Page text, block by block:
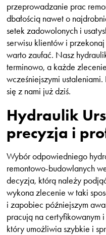
przeprowadzanie prac
dbałością nawet o
setek zadowolonych i
serwisu klientów i
warto zaufać. Nasz
terminowo, a każde
wcześniejszymi
się z nami już dziś.
Hydraulik
precyzja i
Wybór odpowiedniego
remontowo-budowlanych
decyzja, którą należy
wykona zlecenie w taki
i zapobiec późniejszym
pracują na certyfikowanym
który umożliwia szybkie i